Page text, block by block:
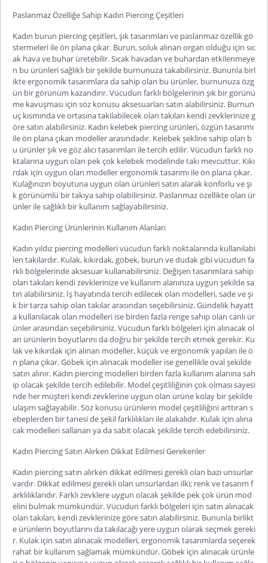
Paslanmaz Özelliğe Sahip Kadın Piercing Çeşitleri
Kadın burun piercingçeşitleri, şık tasarımları ve paslanmaz özellik gö
stermeleri ile ön plana çıkar. Burun, soluk alınan organ olduğu için sıc
ak hava ve buhar üretebilir. Sıcak havadan ve buhardan etkilenmeye
n bu ürünleri sağlıklı bir şekilde burnunuza takabilirsiniz. Bununla birl
ikte ergonomik tasarımlara da sahip olan bu ürünler, burnunuza özg
ün bir görünüm kazandırır. Vücudun farklı bölgelerinin şık bir görünü
me kavuşması için söz konusu aksesuarları satın alabilirsiniz. Burnun
uç kısmında ve ortasına takılabilecek olan takıları kendi zevklerinize g
öre satın alabilirsiniz. Kadın kelebek piercing ürünleri, özgün tasarımı
ile ön plana çıkan modeller arasındadır. Kelebek şekline sahip olan b
u ürünler şık ve göz alıcı tasarımları ile tercih edilir. Vücudun farklı no
ktalarına uygun olan pek çok kelebek modelinde takı mevcuttur. Kıkı
rdak için uygun olan modeller ergonomik tasarımı ile ön plana çıkar.
Kulağınızın boyutuna uygun olan ürünleri satın alarak konforlu ve şı
k görünümlü bir takıya sahip olabilirsiniz. Paslanmaz özellikteolan ür
ünler ile sağlıklı bir kullanım sağlayabilirsiniz.
Kadın Piercing Ürünlerinin Kullanım Alanları
Kadın yıldız piercing modelleri vücudun farklı noktalarında kullanılabi
len takılardır. Kulak, kıkırdak, göbek, burun ve dudak gibi vücudun fa
rklı bölgelerinde aksesuar kullanabilirsiniz. Değişen tasarımlara sahip
olan takıları kendi zevklerinize ve kullanım alanınıza uygun şekilde sa
tın alabilirsiniz. İş hayatında tercih edilecek olan modelleri, sade ve şı
k bir tarza sahip olan takılar arasından seçebilirsiniz. Gündelik hayatt
a kullanılacak olan modelleri ise birden fazla renge sahip olan canlı ür
ünler arasından seçebilirsiniz.Vücudun farklı bölgeleri için alınacak ol
an ürünlerin boyutlarını da doğru bir şekilde tercih etmek gerekir. Ku
lak ve kıkırdak için alınan modeller, küçük ve ergonomik yapıları ile ö
n plana çıkar. Göbek için alınacak modeller ise genellikle oval şekilde
satın alınır. Kadın piercing modelleri birden fazla kullanım alanına sah
ip olacak şekilde tercih edilebilir. Model çeşitliliğinin çok olması sayesi
nde her müşteri kendi zevklerine uygun olan ürüne kolay bir şekilde
ulaşım sağlayabilir. Söz konusu ürünlerin model çeşitliliğini arttıran s
ebeplerden bir tanesi de şekil farklılıkları ile alakalıdır. Kulak için alına
cak modelleri sallanan ya da sabit olacak şekilde tercih edebilirsiniz.
Kadın Piercing Satın Alırken Dikkat Edilmesi Gerekenler
Kadın piercing satın alırken dikkat edilmesi gerekli olan bazı unsurlar
vardır. Dikkat edilmesi gerekli olan unsurlardan ilki; renk ve tasarım f
arklılıklarıdır. Farklı zevklere uygun olacak şekilde pek çok ürün mod
elini bulmak mümkündür. Vücudun farklı bölgeleri için satın alınacak
olan takıları, kendi zevklerinize göre satın alabilirsiniz. Bununla birlikt
e ürünlerin boyutlarını da takılacağı yere uygun olarak seçmek gereki
r. Kulak için satın alınacak modelleri, ergonomik tasarımlarda seçerek
rahat bir kullanım sağlamak mümkündür. Göbek için alınacak ürünle